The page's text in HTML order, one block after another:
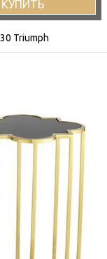
КУПИТЬ
Triumph